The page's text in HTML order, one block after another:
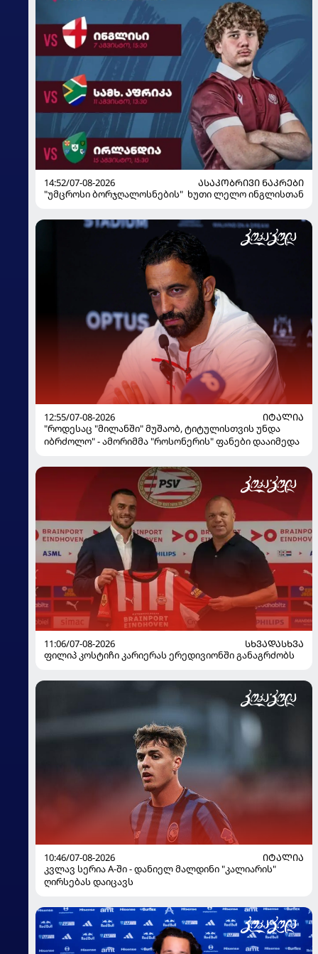
14:52/07-08-2026
ᲐᲡᲐᲙᲝᲑᲠᲘᲕᲘ ᲜᲐᲙᲠᲔᲑᲘ
"უმცროსი ბორჯღალოსნების" ხუთი ლელო ინგლისთან
12:55/07-08-2026
ᲘᲢᲐᲚᲘᲐ
"როდესაც "მილანში" მუშაობ, ტიტულისთვის უნდა
იბრძოლო" - ამორიმმა "როსონერის" ფანები დააიმედა
11:06/07-08-2026
ᲡᲮᲕᲐᲓᲐᲡᲮᲕᲐ
ფილიპ კოსტიჩი კარიერას ერედივიონში განაგრძობს
10:46/07-08-2026
ᲘᲢᲐᲚᲘᲐ
კვლავ სერია A-ში - დანიელ მალდინი "კალიარის"
ღირსებას დაიცავს